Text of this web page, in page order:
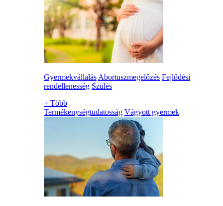
Gyermekvállalás Abortuszmegelőzés Fejlődési
rendellenesség Szülés
+ Több
Termékenységtudatosság Vágyott gyermek